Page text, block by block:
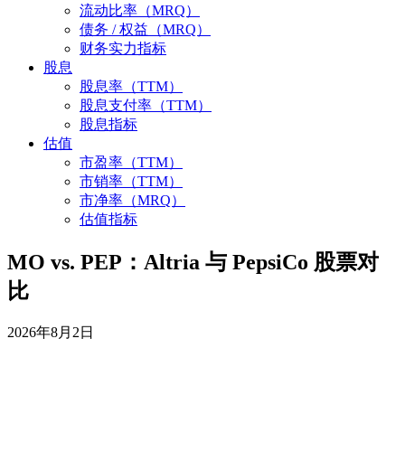
流动比率（MRQ）
债务 / 权益（MRQ）
财务实力指标
股息
股息率（TTM）
股息支付率（TTM）
股息指标
估值
市盈率（TTM）
市销率（TTM）
市净率（MRQ）
估值指标
MO vs. PEP：Altria 与 PepsiCo 股票对
比
2026年8月2日